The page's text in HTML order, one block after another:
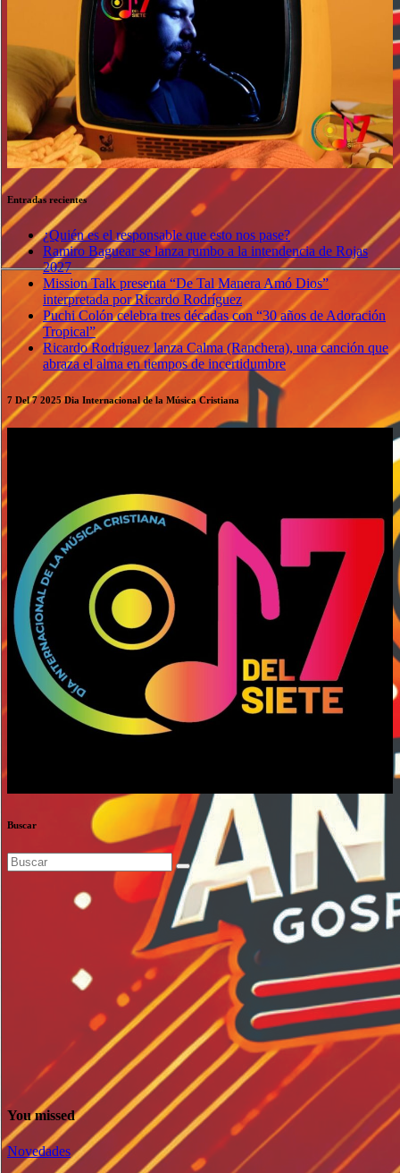
Entradas recientes
¿Quién es el responsable que esto nos pase?
Ramiro Baguear se lanza rumbo a la intendencia de Rojas
2027
Mission Talk presenta “De Tal Manera Amó Dios”
interpretada por Ricardo Rodríguez
Puchi Colón celebra tres décadas con “30 años de Adoración
Tropical”
Ricardo Rodríguez lanza Calma (Ranchera), una canción que
abraza el alma en tiempos de incertidumbre
7 Del 7 2025 Dia Internacional de la Música Cristiana
Buscar
You missed
Novedades